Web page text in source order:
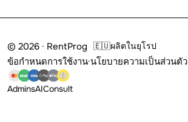
© 2026 · RentProg 🇪🇺ผลิตในยุโรป
ข้อกำหนดการใช้งาน·นโยบายความเป็นส่วนตัว
AdminsAIConsult